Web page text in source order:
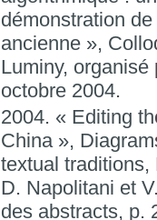
démonstration
ancienne »,
Luminy,
octobre 2004.
2004. « Editing
China »,
textual traditions,
D. Napolitani et
des abstracts, p.